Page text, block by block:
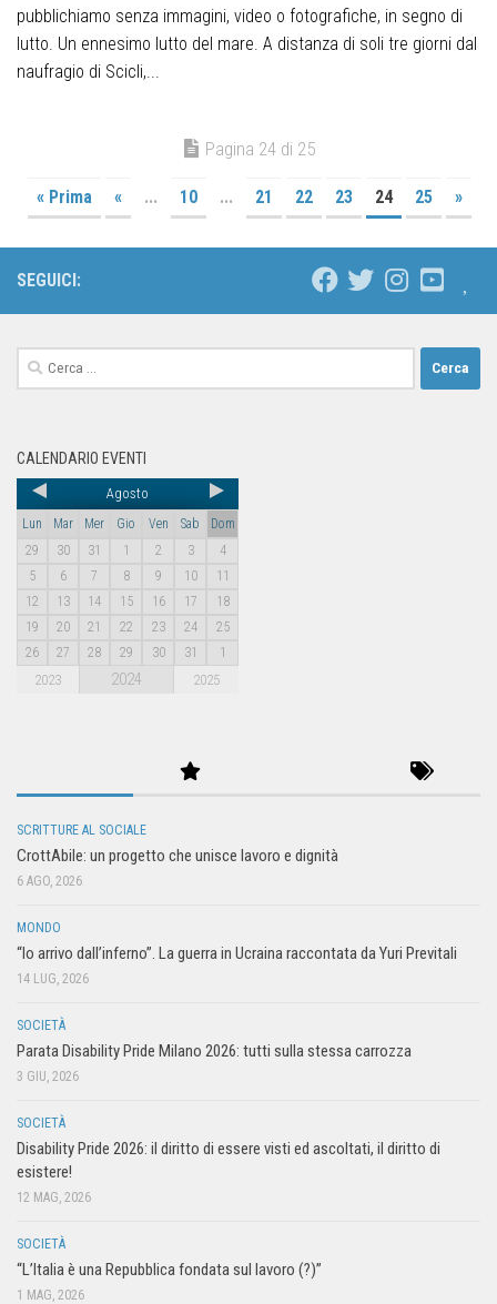
pubblichiamo senza immagini, video o fotografiche, in segno di
lutto. Un ennesimo lutto del mare. A distanza di soli tre giorni dal
naufragio di Scicli,...
Pagina 24 di 25
« Prima « ... 10 ... 21 22 23 24 25 »
SEGUICI:
CALENDARIO EVENTI
Agosto
Lun Mar Mer Gio Ven Sab
Dom
29
30 31 1 2 3
4
5
6 7 8 9 10
11
12
13 14 15 16 17
18
19
20 21 22 23 24
25
26
27 28 29 30 31 1
2023 2024 2025
SCRITTURE AL SOCIALE
CrottAbile: un progetto che unisce lavoro e dignità
6 AGO, 2026
MONDO
“Io arrivo dall’inferno”. La guerra in Ucraina raccontata da Yuri Previtali
14 LUG, 2026
SOCIETÀ
Parata Disability Pride Milano 2026: tutti sulla stessa carrozza
3 GIU, 2026
SOCIETÀ
Disability Pride 2026: il diritto di essere visti ed ascoltati, il diritto di
esistere!
12 MAG, 2026
SOCIETÀ
“L’Italia è una Repubblica fondata sul lavoro (?)”
1 MAG, 2026